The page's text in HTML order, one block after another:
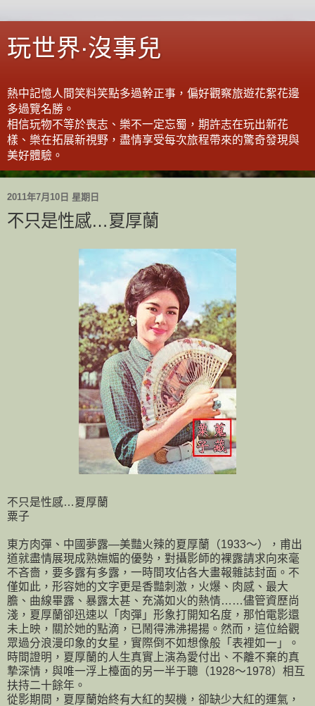
玩世界‧沒事兒
熱中記憶人間笑料笑點多過幹正事，偏好觀察旅遊花絮花邊
多過覽名勝。
相信玩物不等於喪志、樂不一定忘蜀，期許志在玩出新花
樣、樂在拓展新視野，盡情享受每次旅程帶來的驚奇發現與
美好體驗。
2011年7月10日 星期日
不只是性感…夏厚蘭
不只是性感…夏厚蘭
粟子
東方肉彈、中國夢露—美豔火辣的夏厚蘭（1933～），甫出
道就盡情展現成熟嫵媚的優勢，對攝影師的裸露請求向來毫
不吝嗇，要多露有多露，一時間攻佔各大畫報雜誌封面。不
僅如此，形容她的文字更是香豔刺激，火爆、肉感、最大
膽、曲線畢露、暴露太甚、充滿如火的熱情……儘管資歷尚
淺，夏厚蘭卻迅速以「肉彈」形象打開知名度，那怕電影還
未上映，關於她的點滴，已鬧得沸沸揚揚。然而，這位給觀
眾過分浪漫印象的女星，實際倒不如想像般「表裡如一」。
時間證明，夏厚蘭的人生真實上演為愛付出、不離不棄的真
摯深情，與唯一浮上檯面的另一半于聰（1928～1978）相互
扶持二十餘年。
從影期間，夏厚蘭始終有大紅的契機，卻缺少大紅的運氣，